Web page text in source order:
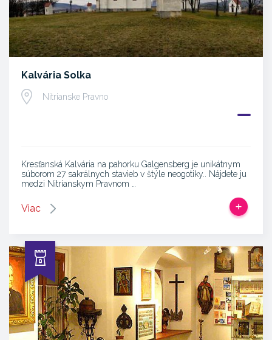
Kalvária Solka
Nitrianske Pravno
Kresťanská Kalvária na pahorku Galgensberg je unikátnym
súborom 27 sakrálnych stavieb v štýle neogotiky.. Nájdete ju
medzi Nitrianskym Pravnom …
Viac